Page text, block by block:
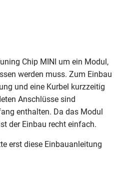
Chip MINI um ein Modul,
werden muss. Zum Einbau
und eine Kurbel kurzzeitig
Anschlüsse sind
enthalten. Da das Modul
der Einbau recht einfach.
erst diese Einbauanleitung